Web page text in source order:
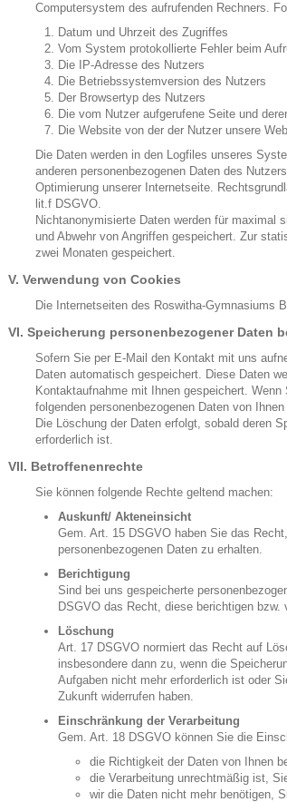
Computersystem des aufrufenden Rechners.
Datum und Uhrzeit des Zugriffes
Vom System protokollierte Fehler beim
Die IP-Adresse des Nutzers
Die Betriebssystemversion des Nutzers
Der Browsertyp des Nutzers
Die vom Nutzer aufgerufene Seite und
Die Website von der der Nutzer unsere
Die Daten werden in den Logfiles unseres
anderen personenbezogenen Daten des
Optimierung unserer Internetseite.
lit.f DSGVO.
Nichtanonymisierte Daten werden für maximal
und Abwehr von Angriffen gespeichert. Zur
zwei Monaten gespeichert.
V. Verwendung von Cookies
Die Internetseiten des Roswitha-Gymnasiums
VI. Speicherung personenbezogener Daten
Sofern Sie per E-Mail den Kontakt mit uns
Daten automatisch gespeichert. Diese Daten
Kontaktaufnahme mit Ihnen gespeichert.
folgenden personenbezogenen Daten von
Die Löschung der Daten erfolgt, sobald deren
erforderlich ist.
VII. Betroffenenrechte
Sie können folgende Rechte geltend machen:
Auskunft/ Akteneinsicht
Gem. Art. 15 DSGVO haben Sie das
personenbezogenen Daten zu erhalten.
Berichtigung
Sind bei uns gespeicherte
DSGVO das Recht, diese berichtigen
Löschung
Art. 17 DSGVO normiert das Recht auf
insbesondere dann zu, wenn die
Aufgaben nicht mehr erforderlich ist oder
Zukunft widerrufen haben.
Einschränkung der Verarbeitung
Gem. Art. 18 DSGVO können Sie die
die Richtigkeit der Daten von Ihnen
die Verarbeitung unrechtmäßig ist,
wir die Daten nicht mehr benötigen,